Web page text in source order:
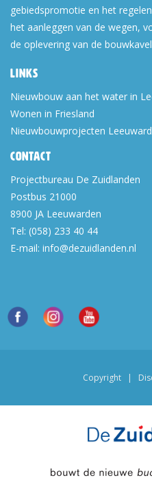
gebiedspromotie en het
het aanleggen van de wegen,
de oplevering van de
Links
Nieuwbouw aan het water in
Wonen in Friesland
Nieuwbouwprojecten
Contact
Projectbureau De Zuidlanden
Postbus 21000
8900 JA Leeuwarden
Tel: (058) 233 40 44
E-mail: info@dezuidlanden.nl
Copyright |